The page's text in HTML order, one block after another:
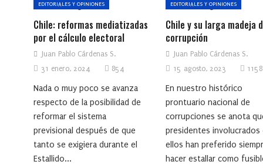
EDITORIALES Y OPINIONES
Chile: reformas mediatizadas
por el cálculo electoral
Juan Pablo Cárdenas S.
31 enero, 2024
854
Nada o muy poco se avanza
respecto de la posibilidad de
reformar el sistema
previsional después de que
tanto se exigiera durante el
Estallido...
EDITORIALES Y OPINIONES
Chile y su larga madeja
corrupción
Juan Pablo Cárdenas S.
15 agosto, 2023
1158
En nuestro histórico
prontuario nacional de
corrupciones se anota
presidentes involucrados
ellos han preferido
hacer estallar como